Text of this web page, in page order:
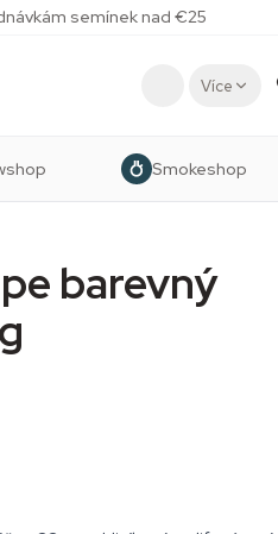
semínek nad €25
Více
Smokeshop
barevný